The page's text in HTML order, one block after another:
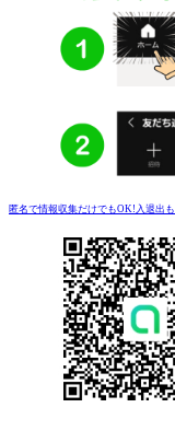
匿名で情報収集だけでもOK!入退出